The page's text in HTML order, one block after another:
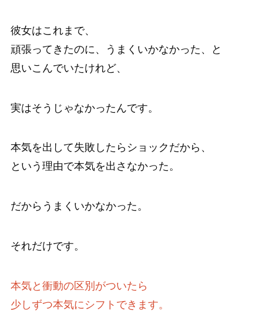
彼女はこれまで、
頑張ってきたのに、うまくいかなかった、と
思いこんでいたけれど、
実はそうじゃなかったんです。
本気を出して失敗したらショックだから、
という理由で本気を出さなかった。
だからうまくいかなかった。
それだけです。
本気と衝動の区別がついたら
少しずつ本気にシフトできます。